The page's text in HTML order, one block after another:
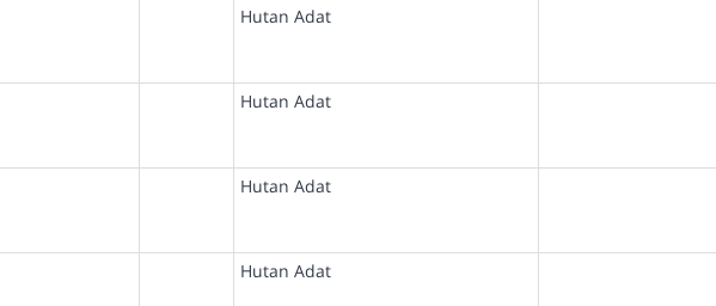
Hutan Adat
Hutan Adat
Hutan Adat
Hutan Adat